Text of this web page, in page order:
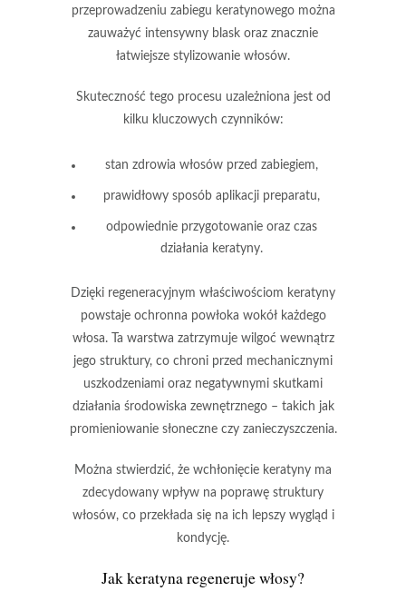
przeprowadzeniu zabiegu keratynowego można
zauważyć intensywny blask oraz znacznie
łatwiejsze stylizowanie włosów.
Skuteczność tego procesu uzależniona jest od
kilku kluczowych czynników:
stan zdrowia włosów przed zabiegiem,
prawidłowy sposób aplikacji preparatu,
odpowiednie przygotowanie oraz czas
działania keratyny.
Dzięki regeneracyjnym właściwościom keratyny
powstaje ochronna powłoka wokół każdego
włosa. Ta warstwa zatrzymuje wilgoć wewnątrz
jego struktury, co chroni przed mechanicznymi
uszkodzeniami oraz negatywnymi skutkami
działania środowiska zewnętrznego – takich jak
promieniowanie słoneczne czy zanieczyszczenia.
Można stwierdzić, że wchłonięcie keratyny ma
zdecydowany wpływ na poprawę struktury
włosów, co przekłada się na ich lepszy wygląd i
kondycję.
Jak keratyna regeneruje włosy?